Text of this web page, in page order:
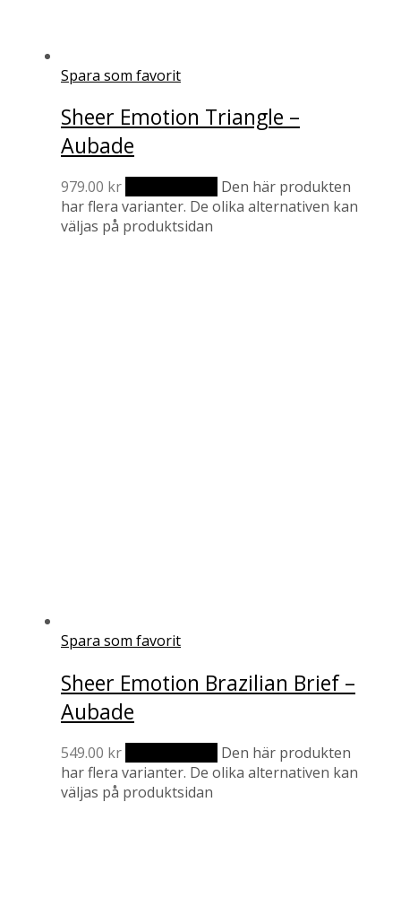
Spara som favorit
Sheer Emotion Triangle –
Aubade
979.00 kr
Den här produkten
har flera varianter. De olika alternativen kan
väljas på produktsidan
Spara som favorit
Sheer Emotion Brazilian Brief –
Aubade
549.00 kr
Den här produkten
har flera varianter. De olika alternativen kan
väljas på produktsidan